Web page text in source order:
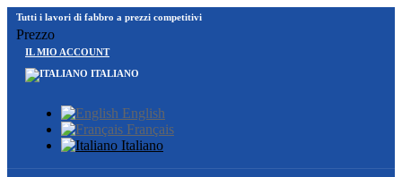
Tutti i lavori di fabbro a prezzi competitivi
Prezzo
IL MIO ACCOUNT
ITALIANO
English
Français
Italiano